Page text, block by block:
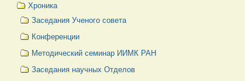
Хроника
Заседания Ученого совета
Конференции
Методический семинар ИИМК РАН
Заседания научных Отделов